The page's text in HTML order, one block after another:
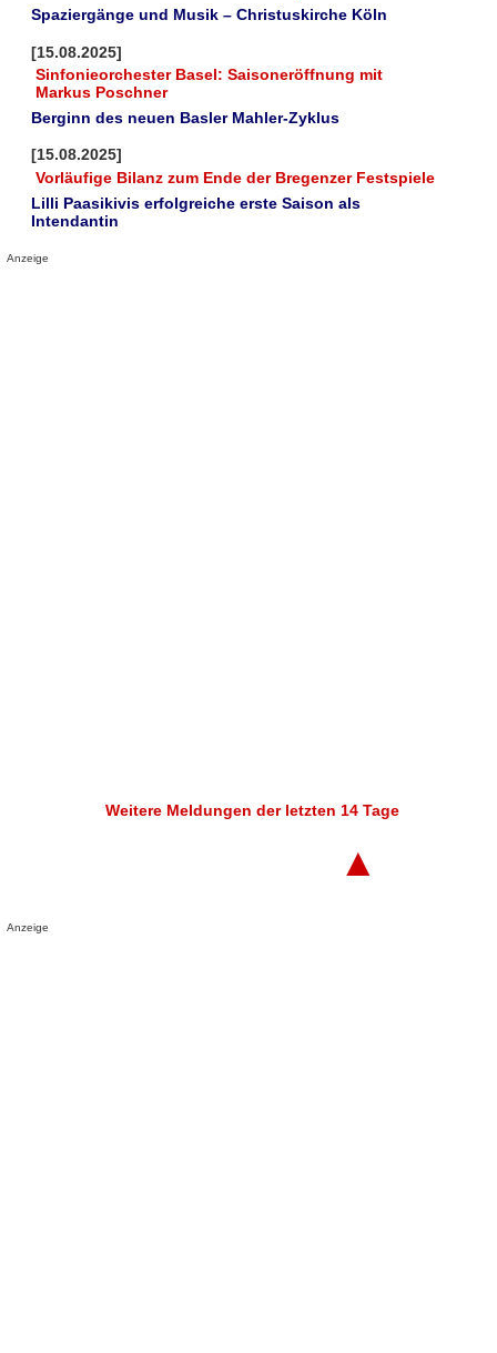
Spaziergänge und Musik – Christuskirche Köln
[15.08.2025]
Sinfonieorchester Basel: Saisoneröffnung mit
Markus Poschner
Berginn des neuen Basler Mahler-Zyklus
[15.08.2025]
Vorläufige Bilanz zum Ende der Bregenzer Festspiele
Lilli Paasikivis erfolgreiche erste Saison als
Intendantin
Anzeige
Weitere Meldungen der letzten 14 Tage
▲
Anzeige